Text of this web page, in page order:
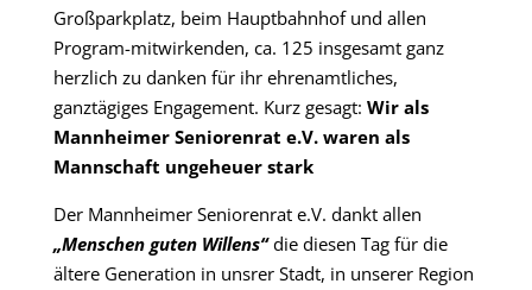
Großparkplatz, beim Hauptbahnhof und allen
Program-mitwirkenden, ca. 125 insgesamt ganz
herzlich zu danken für ihr ehrenamtliches,
ganztägiges Engagement. Kurz gesagt: Wir als
Mannheimer Seniorenrat e.V. waren als
Mannschaft ungeheuer stark
Der Mannheimer Seniorenrat e.V. dankt allen
„Menschen guten Willens“die diesen Tag für die
ältere Generation in unsrer Stadt, in unserer Region